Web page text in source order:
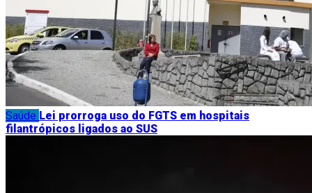
Saúde Lei prorroga uso do FGTS em hospitais
filantrópicos ligados ao SUS